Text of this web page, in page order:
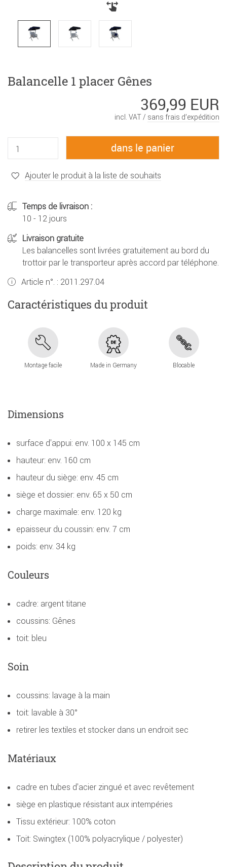
Balancelle 1 placer Gênes
369,99 EUR
incl. VAT / sans frais d’expédition
Ajouter le produit à la liste de souhaits
Temps de livraison :
10 - 12 jours
Livraison gratuite
Les balancelles sont livrées gratuitement au bord du
trottoir par le transporteur après accord par téléphone.
Article n°. : 2011.297.04
Caractéristiques du produit
Montage facile Made in Germany Blocable
Dimensions
surface d'appui: env. 100 x 145 cm
hauteur: env. 160 cm
hauteur du siège: env. 45 cm
siège et dossier: env. 65 x 50 cm
charge maximale: env. 120 kg
epaisseur du coussin: env. 7 cm
poids: env. 34 kg
Couleurs
cadre: argent titane
coussins: Gênes
toit: bleu
Soin
coussins: lavage à la main
toit: lavable à 30°
retirer les textiles et stocker dans un endroit sec
Matériaux
cadre en tubes d'acier zingué et avec revêtement
siège en plastique résistant aux intempéries
Tissu extérieur: 100% coton
Toit: Swingtex (100% polyacrylique / polyester)